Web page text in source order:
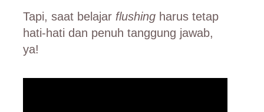
Tapi, saat belajar flushingharus tetap
hati-hati dan penuh tanggung jawab,
ya!